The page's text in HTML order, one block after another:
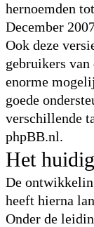
hernoemden
December
Ook deze
gebruikers van
enorme
goede
verschillende
phpBB.nl.
Het
De
heeft hierna
Onder de